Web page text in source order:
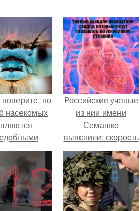
но
насекомых
вы не
но
Российские ученые
из нии имени
Семашко
выяснили: скорость
старения напрямую
зависит от
состояния сосудов
и работы сердца.